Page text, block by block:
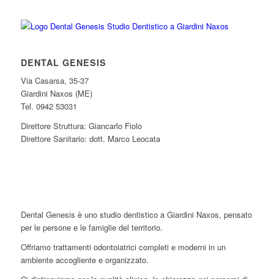
DENTAL GENESIS
Via Casarsa, 35-37
Giardini Naxos (ME)
Tel. 0942 53031
Direttore Struttura: Giancarlo Fiolo
Direttore Sanitario: dott. Marco Leocata
Dental Genesis è uno studio dentistico a Giardini Naxos, pensato
per le persone e le famiglie del territorio.
Offriamo trattamenti odontoiatrici completi e moderni in un
ambiente accogliente e organizzato.